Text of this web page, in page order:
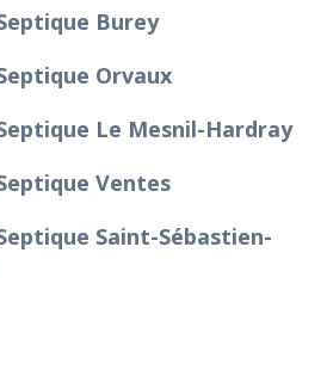
Burey
Orvaux
Le Mesnil-Hardray
Ventes
Saint-Sébastien-